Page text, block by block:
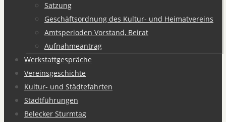
Satzung
Geschäftsordnung des Kultur- und Heimatvereins
Amtsperioden Vorstand, Beirat
Aufnahmeantrag
Werkstattgespräche
Vereinsgeschichte
Kultur- und Städtefahrten
Stadtführungen
Belecker Sturmtag